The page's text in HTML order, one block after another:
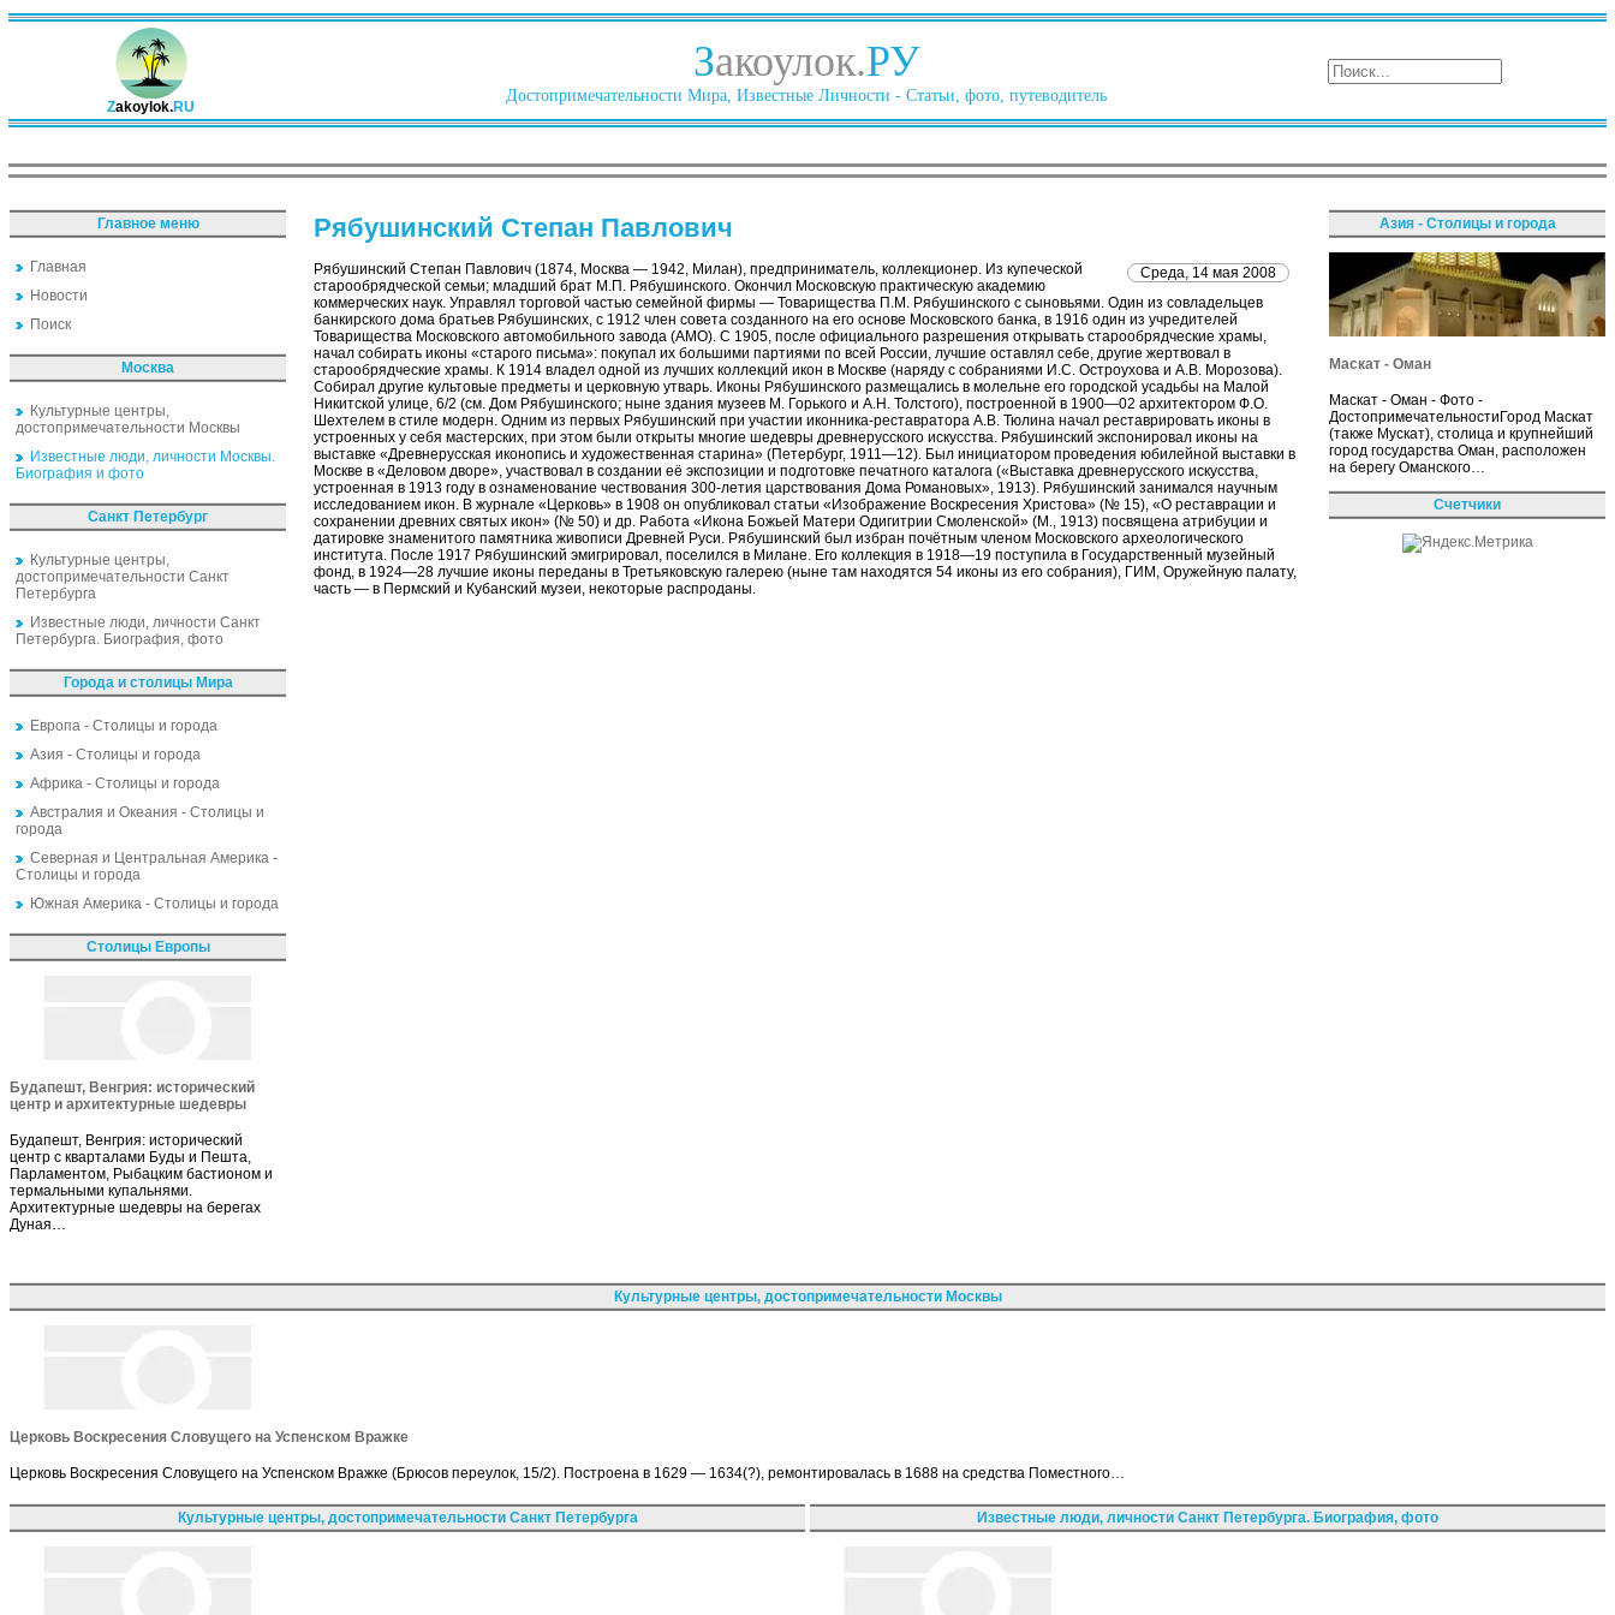
Zakoylok.RU
Закоулок.РУ
Достопримечательности Мира, Известные Личности - Статьи, фото, путеводитель
Главное меню
Главная
Новости
Поиск
Москва
Культурные центры,
достопримечательности Москвы
Известные люди, личности Москвы.
Биография и фото
Санкт Петербург
Культурные центры,
достопримечательности Санкт
Петербурга
Известные люди, личности Санкт
Петербурга. Биография, фото
Города и столицы Мира
Европа - Столицы и города
Азия - Столицы и города
Африка - Столицы и города
Австралия и Океания - Столицы и
города
Северная и Центральная Америка -
Столицы и города
Южная Америка - Столицы и города
Столицы Европы
Будапешт, Венгрия: исторический
центр и архитектурные шедевры
Будапешт, Венгрия: исторический
центр с кварталами Буды и Пешта,
Парламентом, Рыбацким бастионом и
термальными купальнями.
Архитектурные шедевры на берегах
Дуная…
Рябушинский Степан Павлович
Среда, 14 мая 2008
Рябушинский Степан Павлович (1874, Москва — 1942, Милан), предприниматель, коллекционер. Из купеческой
старообрядческой семьи; младший брат М.П. Рябушинского. Окончил Московскую практическую академию
коммерческих наук. Управлял торговой частью семейной фирмы — Товарищества П.М. Рябушинского с сыновьями. Один из совладельцев
банкирского дома братьев Рябушинских, с 1912 член совета созданного на его основе Московского банка, в 1916 один из учредителей
Товарищества Московского автомобильного завода (АМО). С 1905, после официального разрешения открывать старообрядческие храмы,
начал собирать иконы «старого письма»: покупал их большими партиями по всей России, лучшие оставлял себе, другие жертвовал в
старообрядческие храмы. К 1914 владел одной из лучших коллекций икон в Москве (наряду с собраниями И.С. Остроухова и А.В. Морозова).
Собирал другие культовые предметы и церковную утварь. Иконы Рябушинского размещались в молельне его городской усадьбы на Малой
Никитской улице, 6/2 (см. Дом Рябушинского; ныне здания музеев М. Горького и А.Н. Толстого), построенной в 1900—02 архитектором Ф.О.
Шехтелем в стиле модерн. Одним из первых Рябушинский при участии иконника-реставратора А.В. Тюлина начал реставрировать иконы в
устроенных у себя мастерских, при этом были открыты многие шедевры древнерусского искусства. Рябушинский экспонировал иконы на
выставке «Древнерусская иконопись и художественная старина» (Петербург, 1911—12). Был инициатором проведения юбилейной выставки в
Москве в «Деловом дворе», участвовал в создании её экспозиции и подготовке печатного каталога («Выставка древнерусского искусства,
устроенная в 1913 году в ознаменование чествования 300-летия царствования Дома Романовых», 1913). Рябушинский занимался научным
исследованием икон. В журнале «Церковь» в 1908 он опубликовал статьи «Изображение Воскресения Христова» (№ 15), «О реставрации и
сохранении древних святых икон» (№ 50) и др. Работа «Икона Божьей Матери Одигитрии Смоленской» (М., 1913) посвящена атрибуции и
датировке знаменитого памятника живописи Древней Руси. Рябушинский был избран почётным членом Московского археологического
института. После 1917 Рябушинский эмигрировал, поселился в Милане. Его коллекция в 1918—19 поступила в Государственный музейный
фонд, в 1924—28 лучшие иконы переданы в Третьяковскую галерею (ныне там находятся 54 иконы из его собрания), ГИМ, Оружейную палату,
часть — в Пермский и Кубанский музеи, некоторые распроданы.
Азия - Столицы и города
Маскат - Оман
Маскат - Оман - Фото -
ДостопримечательностиГород Маскат
(также Мускат), столица и крупнейший
город государства Оман, расположен
на берегу Оманского…
Счетчики
Культурные центры, достопримечательности Москвы
Церковь Воскресения Словущего на Успенском Вражке
Церковь Воскресения Словущего на Успенском Вражке (Брюсов переулок, 15/2). Построена в 1629 — 1634(?), ремонтировалась в 1688 на средства Поместного…
Культурные центры, достопримечательности Санкт Петербурга Известные люди, личности Санкт Петербурга. Биография, фото